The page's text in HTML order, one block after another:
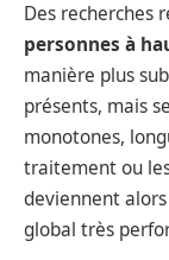
Des recherches
personnes à
manière plus
présents, mais
monotones,
traitement ou
deviennent
global très